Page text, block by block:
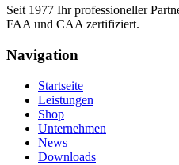
Seit 1977 Ihr professioneller
FAA und CAA zertifiziert.
Navigation
Startseite
Leistungen
Shop
Unternehmen
News
Downloads